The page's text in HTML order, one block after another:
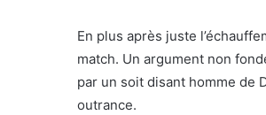
En plus après juste
match. Un argument non
par un soit disant homme de
outrance.